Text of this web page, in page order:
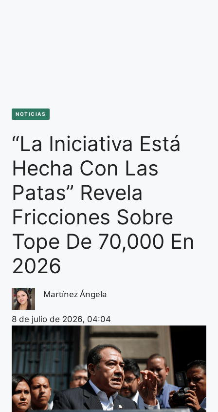
NOTICIAS
“La Iniciativa Está
Hecha Con Las
Patas” Revela
Fricciones Sobre
Tope De 70,000 En
2026
Martínez Ángela
8 de julio de 2026, 04:04